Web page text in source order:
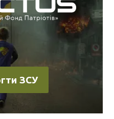
ЗСУ